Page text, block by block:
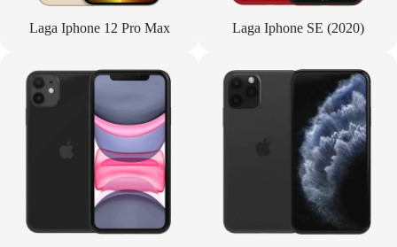
Laga Iphone 12 Pro Max Laga Iphone SE (2020)